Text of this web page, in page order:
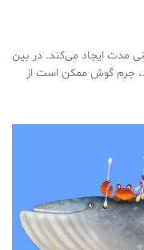
مدت ایجاد می‌کند. در بین
جرم گوش ممکن است از